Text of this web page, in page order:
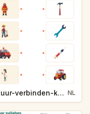
natuur-verbinden-k213-5 NL